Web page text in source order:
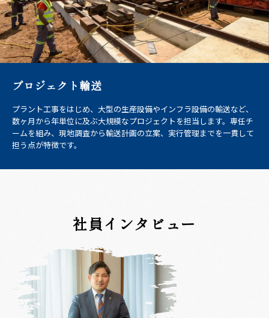
プロジェクト輸送
プラント工事をはじめ、大型の生産設備やインフラ設備の輸送など、
数ヶ月から年単位に及ぶ大規模なプロジェクトを担当します。専任チ
ームを組み、現地調査から輸送計画の立案、実行管理までを一貫して
担う点が特徴です。
社員インタビュー